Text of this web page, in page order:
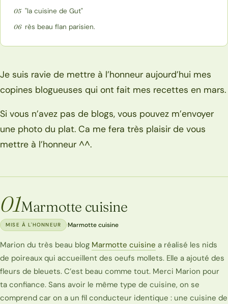
05 "la cuisine de Gut"
06 rès beau flan parisien.
Je suis ravie de mettre à l’honneur aujourd’hui mes
copines blogueuses qui ont fait mes recettes en mars.
Si vous n’avez pas de blogs, vous pouvez m’envoyer
une photo du plat. Ca me fera très plaisir de vous
mettre à l’honneur ^^.
01Marmotte cuisine
MISE À L'HONNEUR ·Marmotte cuisine
Marion du très beau blog Marmotte cuisine a réalisé les nids
de poireaux qui accueillent des oeufs mollets. Elle a ajouté des
fleurs de bleuets. C’est beau comme tout. Merci Marion pour
ta confiance. Sans avoir le même type de cuisine, on se
comprend car on a un fil conducteur identique : une cuisine de